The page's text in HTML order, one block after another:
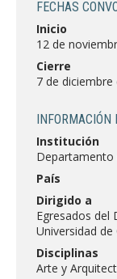
Estudiantes
FECHAS
Inicio
12 de
Cierre
7 de diciembre
INFORMACIÓN
Institución
Departamento
País
Dirigido a
Egresados del
Universidad de
Disciplinas
Arte y